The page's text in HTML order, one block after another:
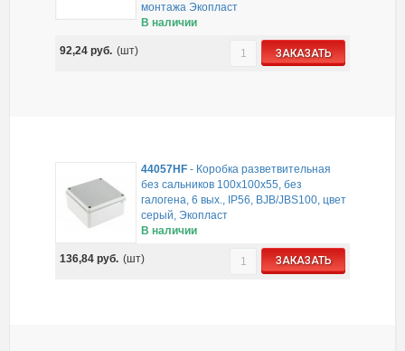
монтажа Экопласт
В наличии
92,24 руб. (шт) ЗАКАЗАТЬ
44057HF- Коробка разветвительная
без сальников 100х100х55, без
галогена, 6 вых., IP56, BJB/JBS100, цвет
серый, Экопласт
В наличии
136,84 руб. (шт) ЗАКАЗАТЬ